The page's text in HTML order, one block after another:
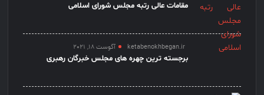
مقامات عالی رتبه مجلس شورای اسلامی
ketabenokhbegan.ir آگوست 18, 2021
برجسته ترین چهره های مجلس خبرگان رهبری